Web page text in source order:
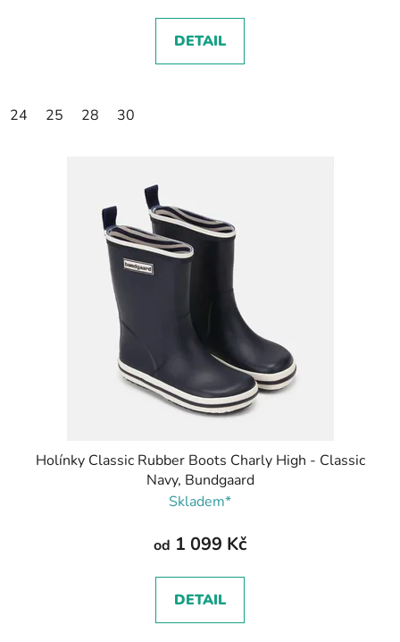
DETAIL
24 25 28 30
Holínky Classic Rubber Boots Charly High - Classic
Navy, Bundgaard
Skladem*
od 1 099 Kč
DETAIL